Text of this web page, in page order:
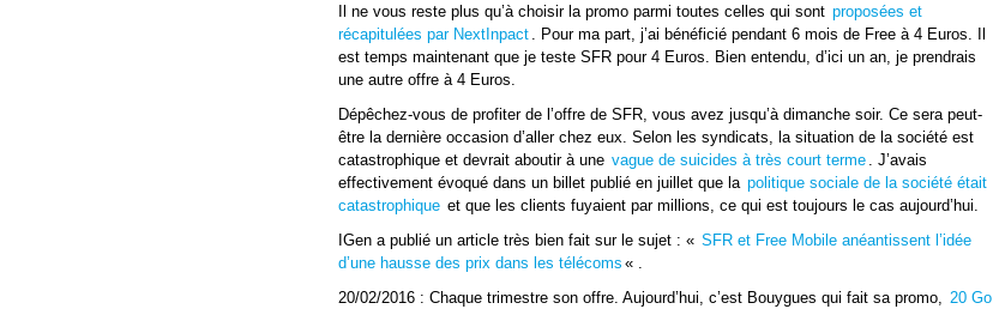
Il ne vous reste plus qu’à choisir la promo parmi toutes celles qui sont proposées et
récapitulées par NextInpact
. Pour ma part, j’ai bénéficié pendant 6 mois de Free à 4 Euros. Il
est temps maintenant que je teste SFR pour 4 Euros. Bien entendu, d’ici un an, je prendrais
une autre offre à 4 Euros.
Dépêchez-vous de profiter de l’offre de SFR, vous avez jusqu’à dimanche soir. Ce sera peut-
être la dernière occasion d’aller chez eux. Selon les syndicats, la situation de la société est
catastrophique et devrait aboutir à une vague de suicides à très court terme
. J’avais
effectivement évoqué dans un billet publié en juillet que la politique sociale de la société était
catastrophique et que les clients fuyaient par millions, ce qui est toujours le cas aujourd’hui.
IGen a publié un article très bien fait sur le sujet : « SFR et Free Mobile anéantissent l’idée
d’une hausse des prix dans les télécoms « .
20/02/2016 : Chaque trimestre son offre. Aujourd’hui, c’est Bouygues qui fait sa promo,
20 Go